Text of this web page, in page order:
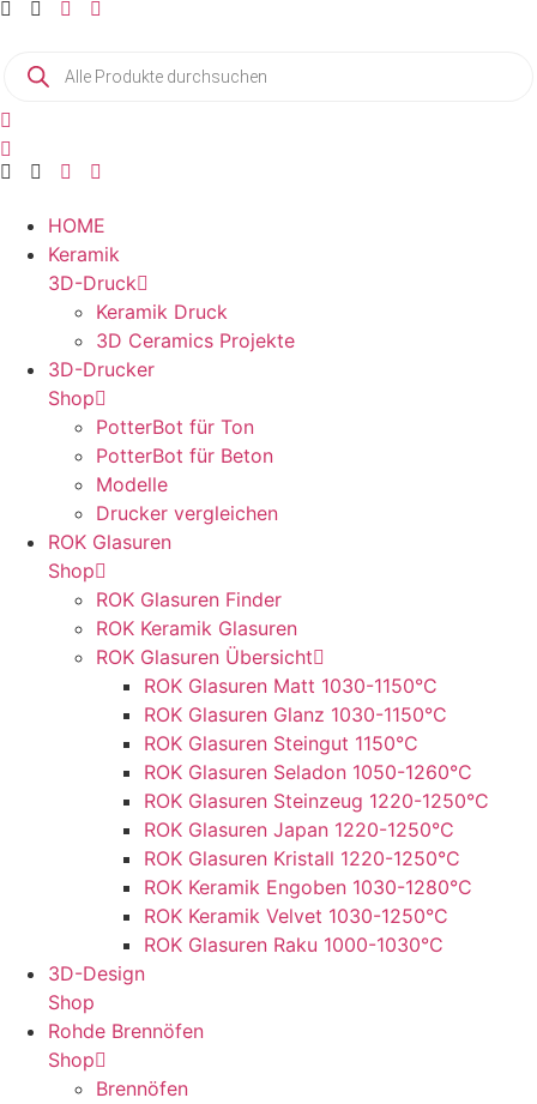
Zum
springen
Products
search
HOME
Keramik
3D-Druck
Keramik Druck
3D Ceramics Projekte
3D-Drucker
Shop
PotterBot für Ton
PotterBot für Beton
Modelle
Drucker vergleichen
ROK Glasuren
Shop
ROK Glasuren Finder
ROK Keramik Glasuren
ROK Glasuren Übersicht
ROK Glasuren Matt 1030-1150°C
ROK Glasuren Glanz 1030-1150°C
ROK Glasuren Steingut 1150°C
ROK Glasuren Seladon 1050-1260°C
ROK Glasuren Steinzeug 1220-1250°C
ROK Glasuren Japan 1220-1250°C
ROK Glasuren Kristall 1220-1250°C
ROK Keramik Engoben 1030-1280°C
ROK Keramik Velvet 1030-1250°C
ROK Glasuren Raku 1000-1030°C
3D-Design
Shop
Rohde Brennöfen
Shop
Brennöfen